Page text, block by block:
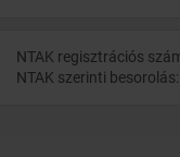
NTAK regisztrációs
NTAK szerinti